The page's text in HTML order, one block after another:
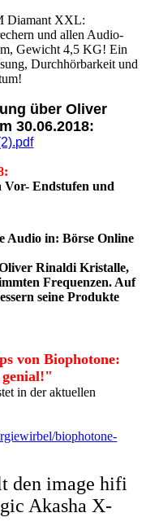
Diamant XXL:
und allen Audio-
Gewicht 4,5 KG! Ein
Durchhörbarkeit und
über Oliver
30.06.2018:
Vor- Endstufen und
Audio in: Börse Online
Rinaldi Kristalle,
Frequenzen. Auf
seine Produkte
von Biophotone:
genial!"
in der aktuellen
biophotone-
den image hifi
Akasha X-